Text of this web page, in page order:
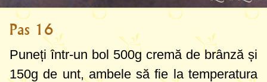
Pas 16
Puneți într-un bol 500g cremă de brânză și
150g de unt, ambele să fie la temperatura